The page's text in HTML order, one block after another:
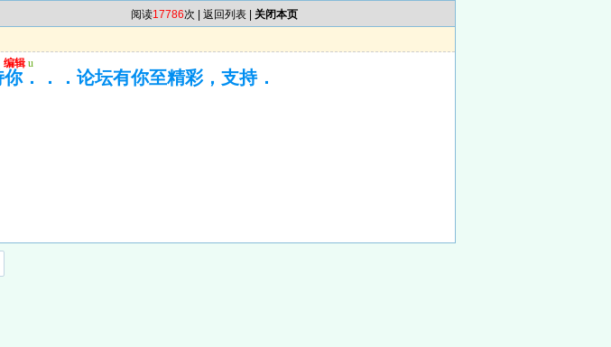
阅读17786次 | 返回列表 关闭本页
编辑 u
．．．论坛有你至精彩，支持．